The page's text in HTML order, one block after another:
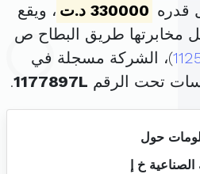
330000 د.ت
، ويقع
مخابرتها طريق البطاح ص
)، الشركة مسجلة في
تحت الرقم 1177897L
.
حول
الصناعية خ إ